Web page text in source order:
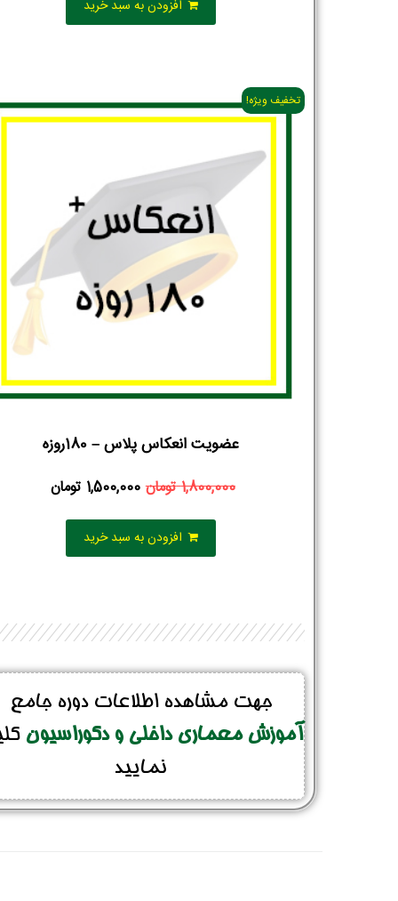
افزودن به سبد خرید
تخفیف ویژه!
عضویت انعکاس پلاس – 180روزه
1,800,000تومان 1,500,000 تومان
افزودن به سبد خرید
جهت مشاهده اطلاعات دوره جامع
آموزش معماری داخلی و دکوراسیون
نمایید